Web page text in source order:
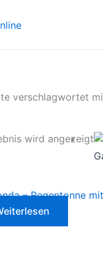
verschlagwortet
wird angezeigt
– Regentonne